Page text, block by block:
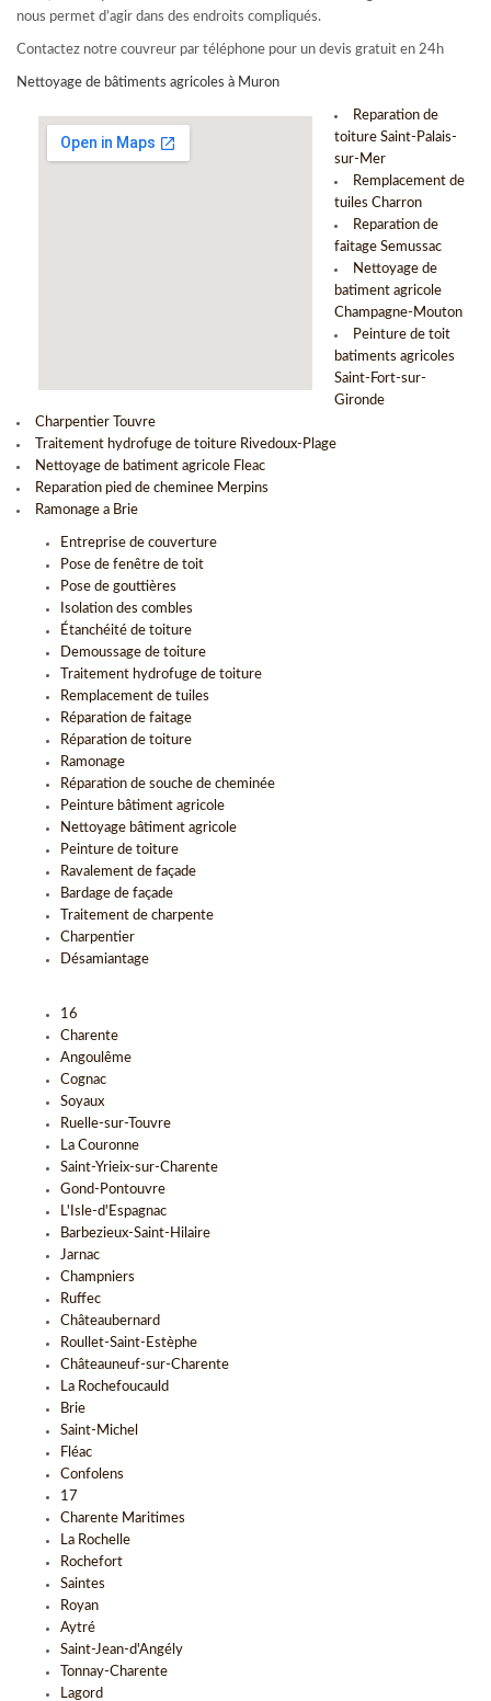
nous permet d’agir dans des endroits compliqués.
Contactez notre couvreur par téléphone pour un devis gratuit en 24h
Nettoyage de bâtiments agricoles à Muron
Reparation de
toiture Saint-Palais-
sur-Mer
Remplacement de
tuiles Charron
Reparation de
faitage Semussac
Nettoyage de
batiment agricole
Champagne-Mouton
Peinture de toit
batiments agricoles
Saint-Fort-sur-
Gironde
Charpentier Touvre
Traitement hydrofuge de toiture Rivedoux-Plage
Nettoyage de batiment agricole Fleac
Reparation pied de cheminee Merpins
Ramonage a Brie
Entreprise de couverture
Pose de fenêtre de toit
Pose de gouttières
Isolation des combles
Étanchéité de toiture
Demoussage de toiture
Traitement hydrofuge de toiture
Remplacement de tuiles
Réparation de faitage
Réparation de toiture
Ramonage
Réparation de souche de cheminée
Peinture bâtiment agricole
Nettoyage bâtiment agricole
Peinture de toiture
Ravalement de façade
Bardage de façade
Traitement de charpente
Charpentier
Désamiantage
16
Charente
Angoulême
Cognac
Soyaux
Ruelle-sur-Touvre
La Couronne
Saint-Yrieix-sur-Charente
Gond-Pontouvre
L'Isle-d'Espagnac
Barbezieux-Saint-Hilaire
Jarnac
Champniers
Ruffec
Châteaubernard
Roullet-Saint-Estèphe
Châteauneuf-sur-Charente
La Rochefoucauld
Brie
Saint-Michel
Fléac
Confolens
17
Charente Maritimes
La Rochelle
Rochefort
Saintes
Royan
Aytré
Saint-Jean-d'Angély
Tonnay-Charente
Lagord